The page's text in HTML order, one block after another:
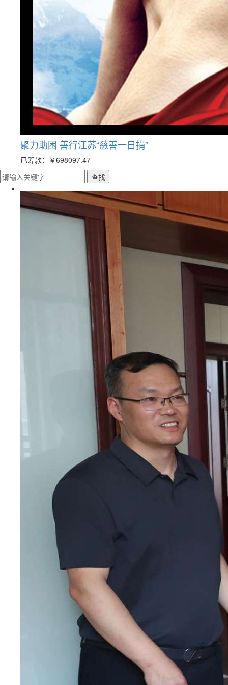
聚力助困 善行江苏“慈善一日捐”
已筹款： ￥698097.47